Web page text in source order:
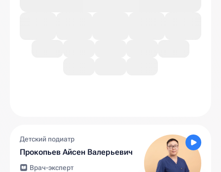
Детский подиатр
Прокопьев Айсен Валерьевич
Врач-эксперт